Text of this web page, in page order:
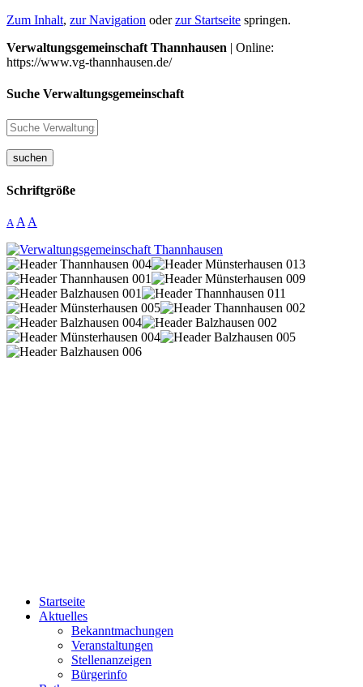
Zum Inhalt, zur Navigation oderzur Startseite springen.
Verwaltungsgemeinschaft Thannhausen | Online:
https://www.vg-thannhausen.de/
Suche Verwaltungsgemeinschaft
suchen
Schriftgröße
A A A
Startseite
Aktuelles
Bekanntmachungen
Veranstaltungen
Stellenanzeigen
Bürgerinfo